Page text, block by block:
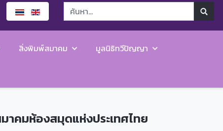
สิ่งพิมพ์สมาคม
มูลนิธิทวีปัญญา
าคมห้องสมุดแห่งประเทศไทย